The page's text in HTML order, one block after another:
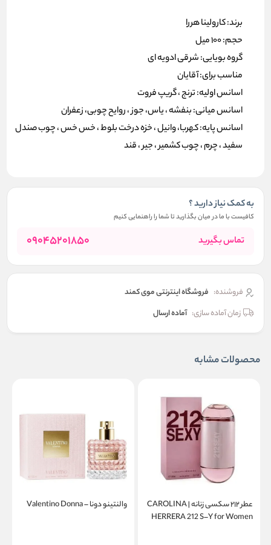
برند: کارولینا هررا
حجم: 100 میل
گروه بویایی: شرقی ادویه ای
مناسب برای: آقایان
اسانس اولیه: ترنج ، گریپ فروت
اسانس میانی: بنفشه ، یاس، جوز ، روایح چوبی، زعفران
اسانس پایه: کهربا، وانیل ، خزه درخت بلوط ، خس خس ، چوب صندل
سفید ، چرم ، چوب کشمیر ، جیر ، قند
به کمک نیاز دارید ؟
کافیست با ما در میان بگذارید تا شما را راهنمایی کنیم
تماس بگیرید 09045201850
فروشنده: فروشگاه اینترنتی موی کمند
زمان آماده سازی: آماده ارسال
محصولات مشابه
عطر ۲۱۲ سکسی زنانه | CAROLINA
HERRERA 212 S–Y for Women
والنتینو دونا – Valentino Donna